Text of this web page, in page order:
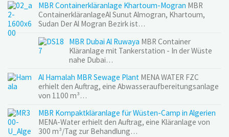
MBR Containerkläranlage Khartoum-Mogran MBR
ContainerkläranlageAl Sunut Almogran, Khartoum,
Sudan Der Al Mogran Bezirk ist…
MBR Dubai Al Ruwaya MBR Container
Kläranlage mit Tankerstation - In der Wüste
nahe Dubai…
Al Hamalah MBR Sewage Plant MENA WATER FZC
erhielt den Auftrag, eine Abwasseraufbereitungsanlage
von 1100 m³…
MBR Kompaktkläranlage für Wüsten-Camp in Algerien
MENA-Water erhielt den Auftrag, eine Kläranlage von
300 m³/Tag zur Behandlung…